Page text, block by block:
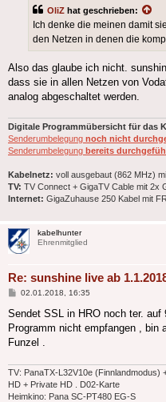
OliZ hat geschrieben:
Ich denke die meinen damit
den Netzen in denen die
Also das glaube ich nicht.
dass sie in allen Netzen von
analog abgeschaltet werden.
Digitale Programmübersicht für das
Senderumbelegung noch nicht
Senderumbelegung bereits
Kabelnetz: voll ausgebaut (862 MHz)
TV: TV Connect + GigaTV Cable mit 2x
Internet: GigaZuhause 250 Kabel mit
kabelhunter
Ehrenmitglied
Re: sunshine live ab
Beitrag
02.01.2018, 16:35
Sendet SSL in HRO noch ter.
Programm nicht empfangen , bin
Funzel .
TV: PanaTX-L32V10e (Finnlandmodus)
HD + Private HD . D02-Karte
Heimkino: Pana SC-PT480 EG-S